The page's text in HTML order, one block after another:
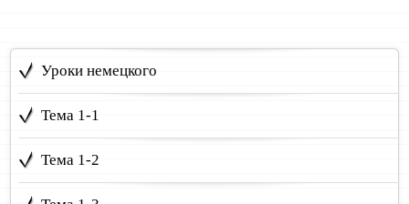
Уроки немецкого
Тема 1-1
Тема 1-2